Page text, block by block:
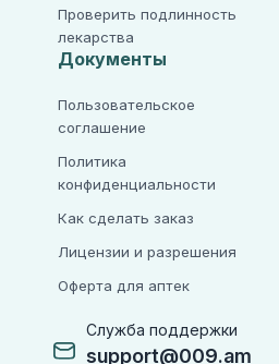
Служба поддержки
support@009.am
Проверить подлинность
лекарства
Документы
Пользовательское
соглашение
Политика
конфиденциальности
Как сделать заказ
Лицензии и разрешения
Оферта для аптек